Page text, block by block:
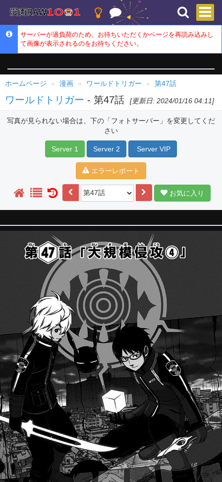
サーバーが過負荷のため、お待ちいただくかページを再読み込みし
て画像が表示されるのをお待ちください。
ホームページ 漫画 ワールドトリガー 第47話
ワールドトリガー - 第47話 [更新日: 2024/01/16 04:11]
写真が見られない場合は、下の「フォトサーバー」を変更してくだ
さい
Server 1 Server 2 Server VIP
エラーレポート
1 お気に入り